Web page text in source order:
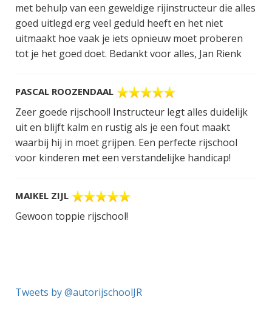
met behulp van een geweldige rijinstructeur die alles
goed uitlegd erg veel geduld heeft en het niet
uitmaakt hoe vaak je iets opnieuw moet proberen
tot je het goed doet. Bedankt voor alles, Jan Rienk
PASCAL ROOZENDAAL
Zeer goede rijschool! Instructeur legt alles duidelijk
uit en blijft kalm en rustig als je een fout maakt
waarbij hij in moet grijpen. Een perfecte rijschool
voor kinderen met een verstandelijke handicap!
MAIKEL ZIJL
Gewoon toppie rijschool!
Tweets by @autorijschoolJR